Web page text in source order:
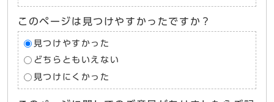
このページは見つけやすかったですか？
見つけやすかった
どちらともいえない
見つけにくかった